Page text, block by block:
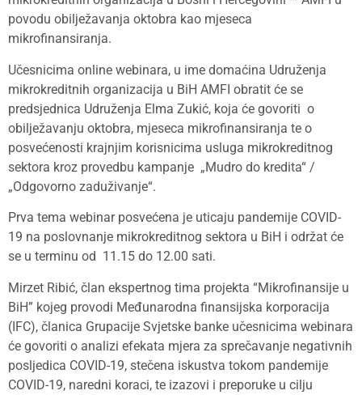
povodu obilježavanja oktobra kao mjeseca
mikrofinansiranja.
Učesnicima online webinara, u ime domaćina Udruženja
mikrokreditnih organizacija u BiH AMFI obratit će se
predsjednica Udruženja Elma Zukić, koja će govoriti o
obilježavanju oktobra, mjeseca mikrofinansiranja te o
posvećenosti krajnjim korisnicima usluga mikrokreditnog
sektora kroz provedbu kampanje „Mudro do kredita“ /
„Odgovorno zaduživanje“.
Prva tema webinar posvećena je uticaju pandemije COVID-
19 na poslovnanje mikrokreditnog sektora u BiH i održat će
se u terminu od 11.15 do 12.00 sati.
Mirzet Ribić, član ekspertnog tima projekta “Mikrofinansije u
BiH” kojeg provodi Međunarodna finansijska korporacija
(IFC), članica Grupacije Svjetske banke učesnicima webinara
će govoriti o analizi efekata mjera za sprečavanje negativnih
posljedica COVID-19, stečena iskustva tokom pandemije
COVID-19, naredni koraci, te izazovi i preporuke u cilju